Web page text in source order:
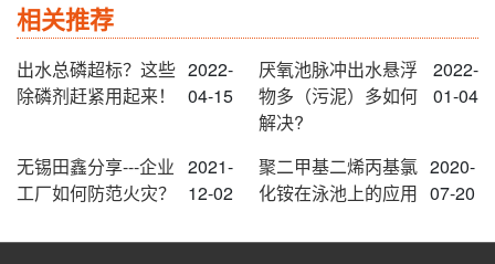
相关推荐
出水总磷超标？这些
除磷剂赶紧用起来！
2022-
04-15
厌氧池脉冲出水悬浮
物多（污泥）多如何
解决?
2022-
01-04
无锡田鑫分享---企业
工厂如何防范火灾？
2021-
12-02
聚二甲基二烯丙基氯
化铵在泳池上的应用
2020-
07-20